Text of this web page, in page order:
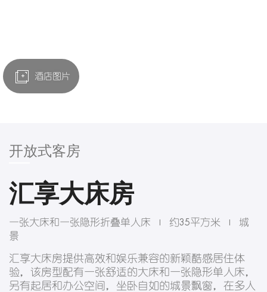
开放式客房
汇享大床房
一张大床和一张隐形折叠单人床 | 约35平方米 |
城
景
汇享大床房提供高效和娱乐兼容的新颖酷感居住体
验，该房型配有一张舒适的大床和一张隐形单人床，
另有起居和办公空间，坐卧自如的城景飘窗，在多人
酒店图片